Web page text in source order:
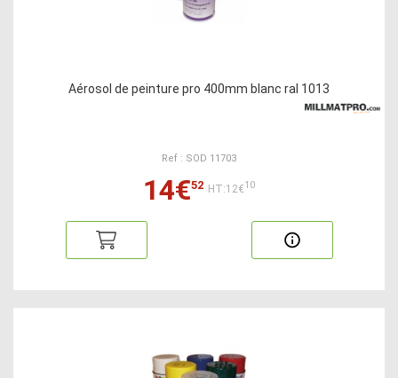
Aérosol de peinture pro 400mm blanc ral 1013
Ref : SOD 11703
14€52 HT:12€10